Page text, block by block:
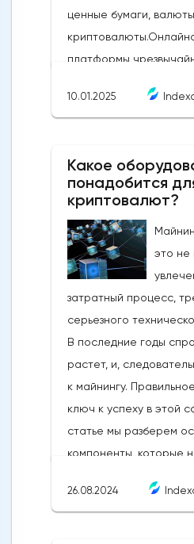
ценные бумаги,
платформы
данные в режиме
торговли торговые
большое значение, и
бизнеса. Торговый
по сути, руководство
по валютной паре, как
определенной цене и
время. Научиться
сигналы Форекс -
сигнал сообщает
следует действовать,
покупать, либо
или другой актив,
действия
сигналы Forex
10.01.2025
Какое
понадобится
криптовалют?
это не
затратный процесс,
серьезного
В последние годы
растет, и,
к майнингу.
ключ к успеху в этой
статье мы разберем
компоненты, которые
Ну а если вы ищете
26.08.2024